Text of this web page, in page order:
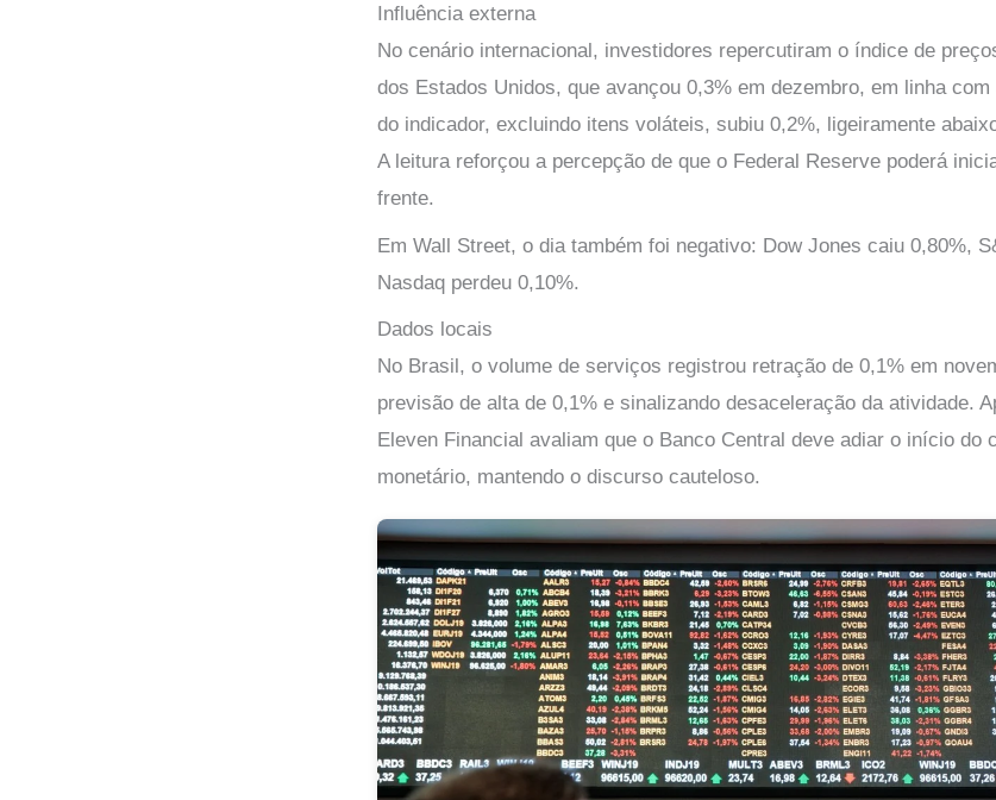
Influência externa
No cenário internacional, investidores repercutiram o índice de
dos Estados Unidos, que avançou 0,3% em dezembro, em linha
do indicador, excluindo itens voláteis, subiu 0,2%, ligeiramente
A leitura reforçou a percepção de que o Federal Reserve poderá
frente.
Em Wall Street, o dia também foi negativo: Dow Jones caiu 0,80%,
Nasdaq perdeu 0,10%.
Dados locais
No Brasil, o volume de serviços registrou retração de 0,1% em
previsão de alta de 0,1% e sinalizando desaceleração da atividade.
Eleven Financial avaliam que o Banco Central deve adiar o início do
monetário, mantendo o discurso cauteloso.